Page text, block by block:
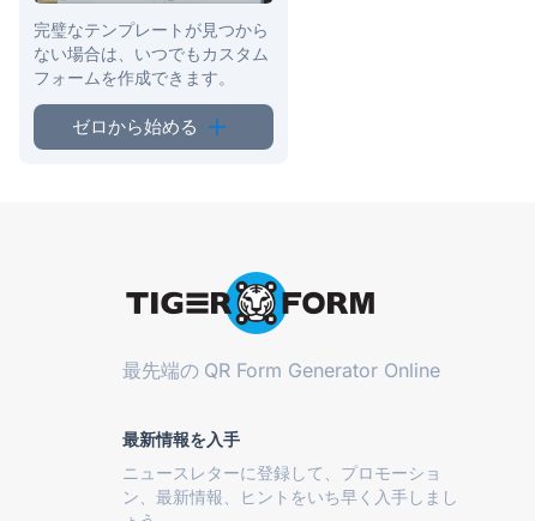
完璧なテンプレートが見つから
ない場合は、いつでもカスタム
フォームを作成できます。
ゼロから始める
最先端の QR Form Generator Online
最新情報を入手
ニュースレターに登録して、プロモーショ
ン、最新情報、ヒントをいち早く入手しまし